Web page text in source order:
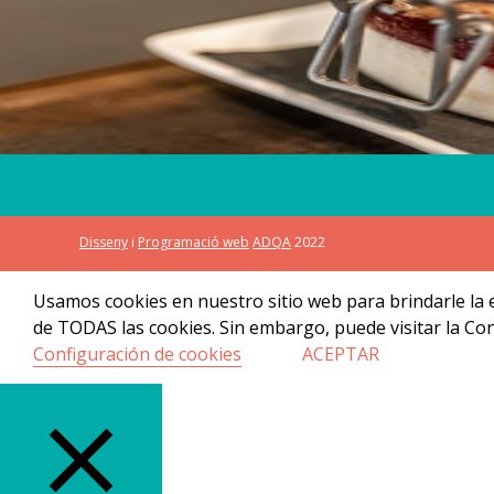
RESTAURANTE GENIL
Disseny i Programació web ADQA2022
Usamos cookies en nuestro sitio web para brindarle la
de TODAS las cookies. Sin embargo, puede visitar la
Configuración de cookies
ACEPTAR